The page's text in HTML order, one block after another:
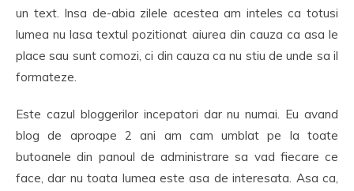
un text. Insa de-abia zilele acestea am inteles ca totusi
lumea nu lasa textul pozitionat aiurea din cauza ca asa le
place sau sunt comozi, ci din cauza ca nu stiu de unde sa il
formateze.
Este cazul bloggerilor incepatori dar nu numai. Eu avand
blog de aproape 2 ani am cam umblat pe la toate
butoanele din panoul de administrare sa vad fiecare ce
face, dar nu toata lumea este asa de interesata. Asa ca,